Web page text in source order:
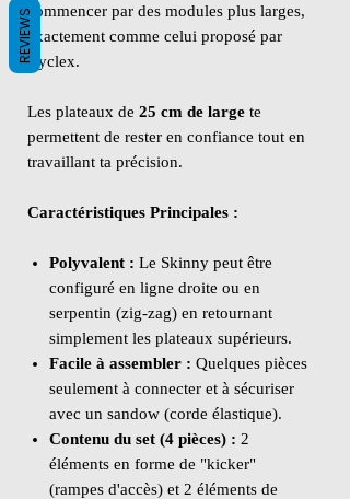
commencer par des modules plus larges,
exactement comme celui proposé par
Byclex.
Les plateaux de 25 cm de large te
permettent de rester en confiance tout en
travaillant ta précision.
Caractéristiques Principales :
Polyvalent : Le Skinny peut être
configuré en ligne droite ou en
serpentin (zig-zag) en retournant
simplement les plateaux supérieurs.
Facile à assembler : Quelques pièces
seulement à connecter et à sécuriser
avec un sandow (corde élastique).
Contenu du set (4 pièces) : 2
éléments en forme de "kicker"
(rampes d'accès) et 2 éléments de
REVIEWS